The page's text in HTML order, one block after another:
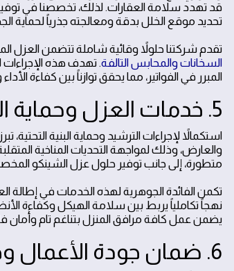
قد تهدد سلامة العقارات. لذلك، تخصصنا في توفير
تحديد موقع الخلل بدقة ومعالجته جذرياً لحماية
تقدم شركتنا حلولاً وقائية شاملة تتضمن العزل
السخانات والمحابس التالفة. تهدف هذه الإجراءات
المبرر في الفواتير، مما يحقق توازناً بين كفاءة
5. خدمات العزل وحماية المنشآت في شمال الرياض
استكمالاً لإجراءات الترشيد وحماية البنية التحتية،
والعارض، وذلك لمواجهة التحديات المناخية
متطورة، إلى جانب توفير حلول عزل الشينكو
تكمن الفائدة الجوهرية لهذه الخدمات في إطالة
نهجاً تكاملياً يربط بين سلامة الهيكل وكفاءة
يضمن عمل كافة مرافق المنزل بتناغم تام وأمان
6. ضمان جودة الأعمال وخدمات الطوارئ الفورية